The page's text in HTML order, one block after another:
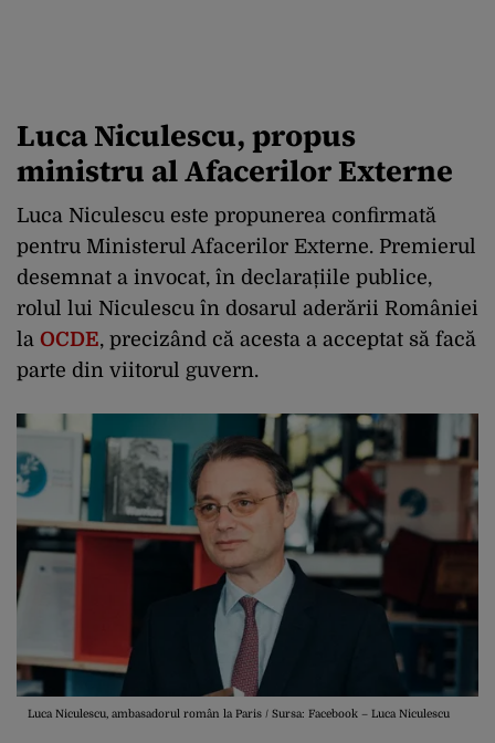
Luca Niculescu, propus
ministru al Afacerilor Externe
Luca Niculescu este propunerea confirmată
pentru Ministerul Afacerilor Externe. Premierul
desemnat a invocat, în declarațiile publice,
rolul lui Niculescu în dosarul aderării României
la OCDE, precizând că acesta a acceptat să facă
parte din viitorul guvern.
Luca Niculescu, ambasadorul român la Paris / Sursa: Facebook – Luca Niculescu